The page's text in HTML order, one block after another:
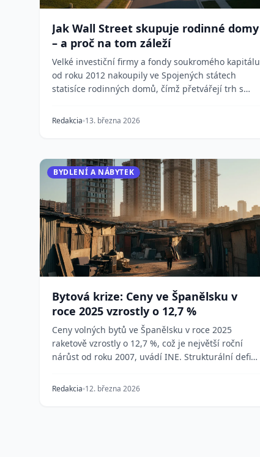
Jak Wall Street skupuje rodinné domy
– a proč na tom záleží
Velké investiční firmy a fondy soukromého kapitálu
od roku 2012 nakoupily ve Spojených státech
statisíce rodinných domů, čímž přetvářejí trh s
Redakcia 13. března 2026
BYDLENÍ A NÁBYTEK
Bytová krize: Ceny ve Španělsku v
roce 2025 vzrostly o 12,7 %
Ceny volných bytů ve Španělsku v roce 2025
raketově vzrostly o 12,7 %, což je největší roční
nárůst od roku 2007, uvádí INE. Strukturální deficit
Redakcia 12. března 2026